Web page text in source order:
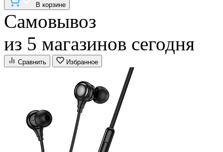
В корзине
Самовывоз
из 5 магазинов сегодня
Сравнить Избранное